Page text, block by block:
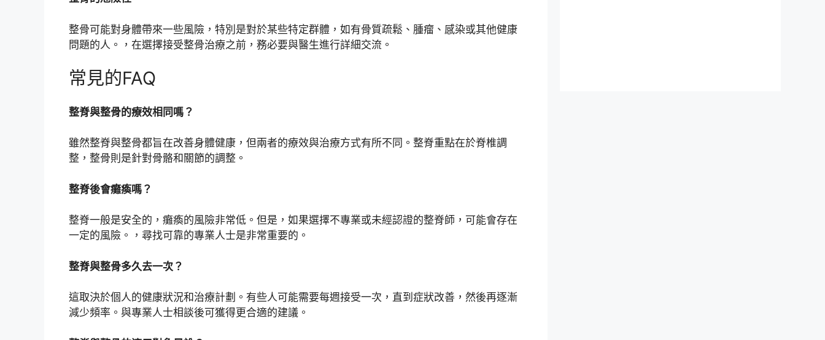
整骨可能對身體帶來一些風險，特別是對於某些特定群體，如有骨質疏鬆、腫瘤、感染或其他健康
問題的人。，在選擇接受整骨治療之前，務必要與醫生進行詳細交流。
常見的FAQ
整脊與整骨的療效相同嗎？
雖然整脊與整骨都旨在改善身體健康，但兩者的療效與治療方式有所不同。整脊重點在於脊椎調
整，整骨則是針對骨骼和關節的調整。
整脊後會癱瘓嗎？
整脊一般是安全的，癱瘓的風險非常低。但是，如果選擇不專業或未經認證的整脊師，可能會存在
一定的風險。，尋找可靠的專業人士是非常重要的。
整脊與整骨多久去一次？
這取決於個人的健康狀況和治療計劃。有些人可能需要每週接受一次，直到症狀改善，然後再逐漸
減少頻率。與專業人士相談後可獲得更合適的建議。